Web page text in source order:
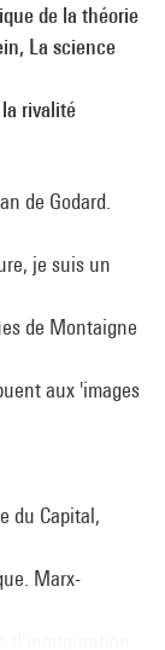
de la théorie
La science
rivalité
de Godard.
je suis un
de Montaigne
aux 'images
du Capital,
Marx-
d’inauguration